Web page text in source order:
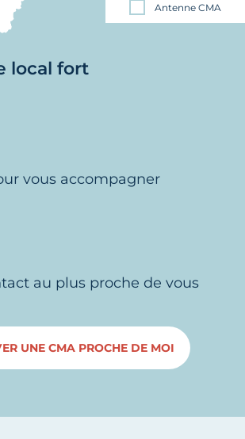
Antenne CMA
local fort
vous accompagner
au plus proche de vous
UNE CMA PROCHE DE MOI